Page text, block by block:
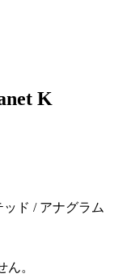
K
ド / アナグラム
。